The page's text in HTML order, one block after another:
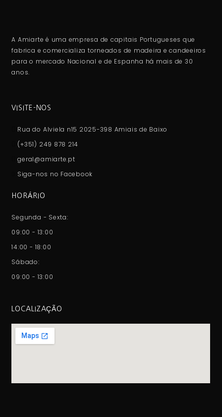
A Amiarte é uma empresa de capitais Portugueses que
fabrica e comercializa torneados de madeira e candeeiros
para o mercado Nacional e de Espanha há mais de 30
anos.
VISITE-NOS
Rua do Alviela n15 2025-398 Amiais de Baixo
(+351) 249 878 214
geral@amiarte.pt
Siga-nos no Facebook
HORÁRIO
Segunda - Sexta:
09:00 - 13:00
14:00 - 18:00
Sábado:
09:00 - 13:00
LOCALIZAÇÃO